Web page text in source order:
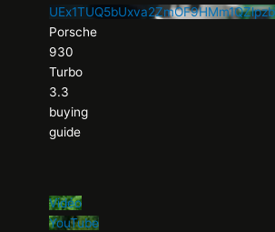
Porsche
930
Turbo
3.3
buying
guide
Vidéo
YouTube